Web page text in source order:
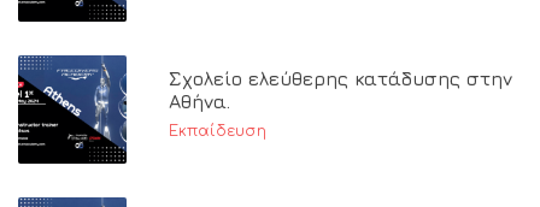
Σχολείο ελεύθερης κατάδυσης στην
Αθήνα.
Εκπαίδευση